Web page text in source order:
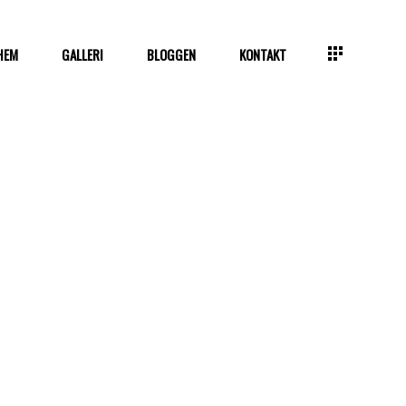
GALLERI BLOGGEN KONTAKT